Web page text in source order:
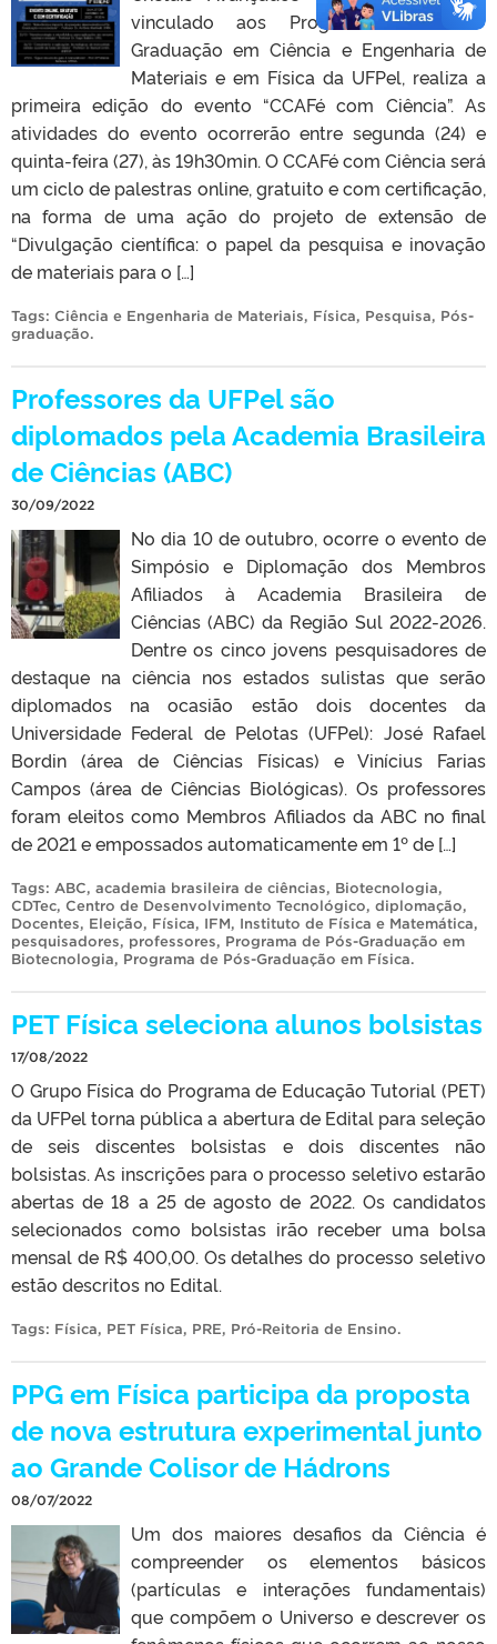
vinculado aos Programas de Pós-
Graduação em Ciência e Engenharia de
Materiais e em Física da UFPel, realiza a
primeira edição do evento “CCAFé com Ciência”. As
atividades do evento ocorrerão entre segunda (24) e
quinta-feira (27), às 19h30min. O CCAFé com Ciência será
um ciclo de palestras online, gratuito e com certificação,
na forma de uma ação do projeto de extensão de
“Divulgação científica: o papel da pesquisa e inovação
de materiais para o […]
Tags: Ciência e Engenharia de Materiais, Física, Pesquisa, Pós-
graduação.
Professores da UFPel são
diplomados pela Academia Brasileira
de Ciências (ABC)
30/09/2022
No dia 10 de outubro, ocorre o evento de
Simpósio e Diplomação dos Membros
Afiliados à Academia Brasileira de
Ciências (ABC) da Região Sul 2022-2026.
Dentre os cinco jovens pesquisadores de
destaque na ciência nos estados sulistas que serão
diplomados na ocasião estão dois docentes da
Universidade Federal de Pelotas (UFPel): José Rafael
Bordin (área de Ciências Físicas) e Vinícius Farias
Campos (área de Ciências Biológicas). Os professores
foram eleitos como Membros Afiliados da ABC no final
de 2021 e empossados automaticamente em 1º de […]
Tags: ABC, academia brasileira de ciências, Biotecnologia,
CDTec, Centro de Desenvolvimento Tecnológico, diplomação,
Docentes, Eleição, Física, IFM, Instituto de Física e Matemática,
pesquisadores, professores, Programa de Pós-Graduação em
Biotecnologia, Programa de Pós-Graduação em Física.
PET Física seleciona alunos bolsistas
17/08/2022
O Grupo Física do Programa de Educação Tutorial (PET)
da UFPel torna pública a abertura de Edital para seleção
de seis discentes bolsistas e dois discentes não
bolsistas. As inscrições para o processo seletivo estarão
abertas de 18 a 25 de agosto de 2022. Os candidatos
selecionados como bolsistas irão receber uma bolsa
mensal de R$ 400,00. Os detalhes do processo seletivo
estão descritos no Edital.
Tags: Física, PET Física, PRE, Pró-Reitoria de Ensino.
PPG em Física participa da proposta
de nova estrutura experimental junto
ao Grande Colisor de Hádrons
08/07/2022
Um dos maiores desafios da Ciência é
compreender os elementos básicos
(partículas e interações fundamentais)
que compõem o Universo e descrever os